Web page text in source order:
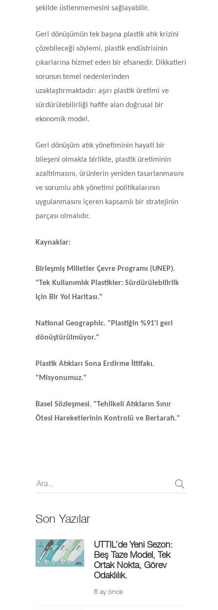
şekilde üstlenmemesini sağlayabilir.
Geri dönüşümün tek başına plastik atık krizini
çözebileceği söylemi, plastik endüstrisinin
çıkarlarına hizmet eden bir efsanedir. Dikkatleri
sorunun temel nedenlerinden
uzaklaştırmaktadır: aşırı plastik üretimi ve
sürdürülebilirliği hafife alan doğrusal bir
ekonomik model.
Geri dönüşüm atık yönetiminin hayati bir
bileşeni olmakla birlikte, plastik üretiminin
azaltılmasını, ürünlerin yeniden tasarlanmasını
ve sorumlu atık yönetimi politikalarının
uygulanmasını içeren kapsamlı bir stratejinin
parçası olmalıdır.
Kaynaklar:
Birleşmiş Milletler Çevre Programı (UNEP).
"Tek Kullanımlık Plastikler: Sürdürülebilirlik
için Bir Yol Haritası."
National Geographic. "Plastiğin %91'i geri
dönüştürülmüyor."
Plastik Atıkları Sona Erdirme İttifakı.
"Misyonumuz."
Basel Sözleşmesi. "Tehlikeli Atıkların Sınır
Ötesi Hareketlerinin Kontrolü ve Bertarafı."
Son Yazılar
UTTIL’de Yeni Sezon:
Beş Taze Model, Tek
Ortak Nokta, Görev
Odaklılık.
6 ay önce